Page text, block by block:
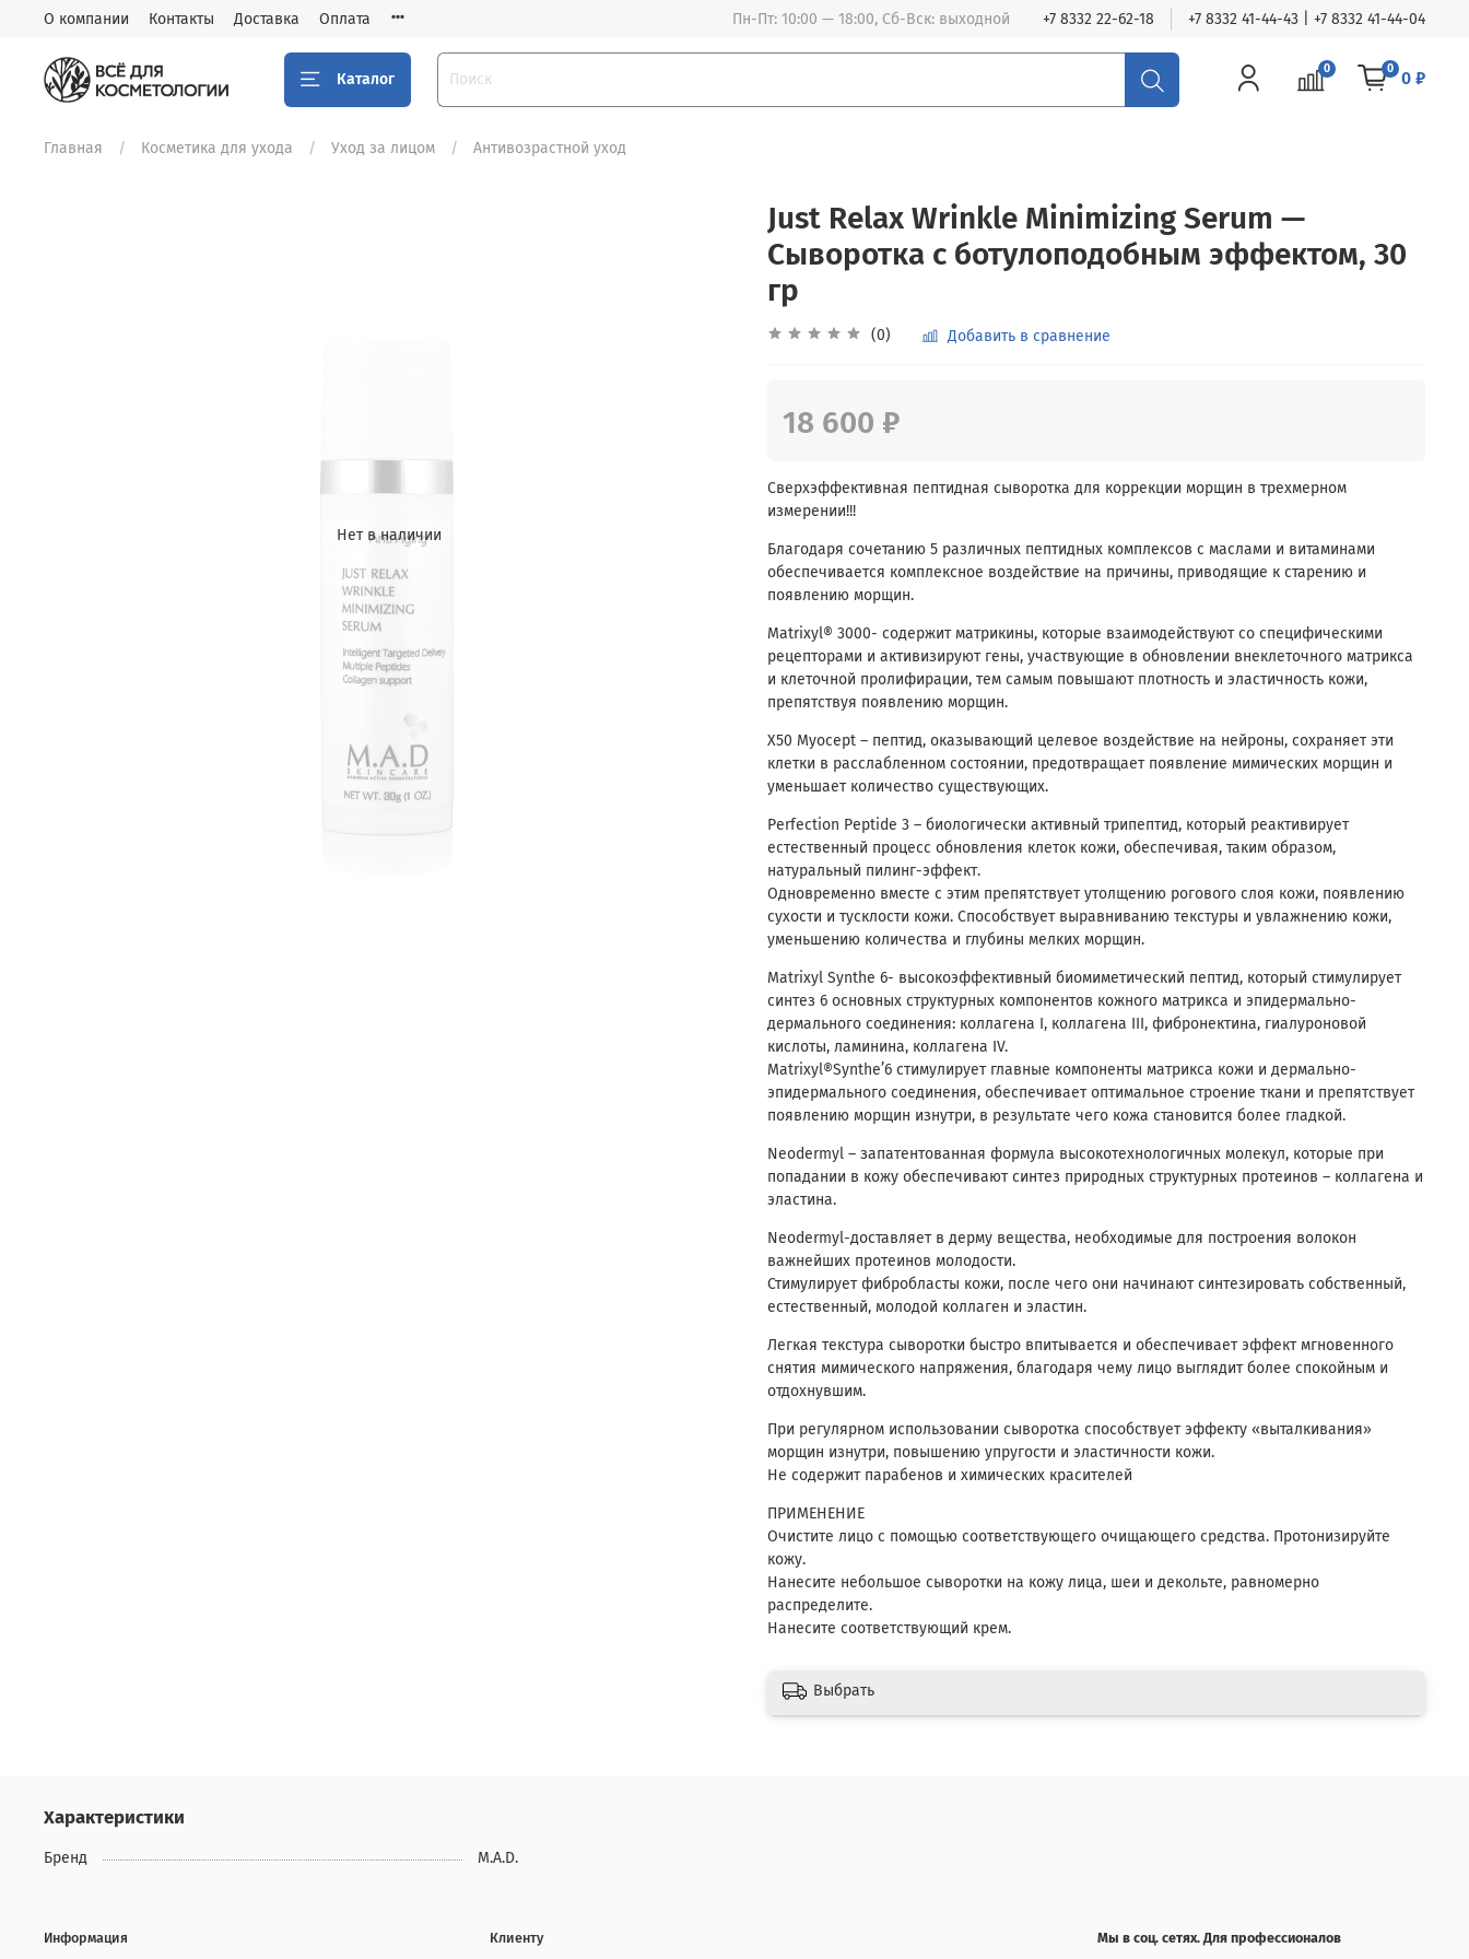
О компании Контакты Доставка Оплата Пн-Пт: 10:00 — 18:00, Сб-Вск: выходной +7 8332 22-62-18 +7 8332 41-44-43 | +7 8332 41-44-04
Каталог
0 0 0 ₽
Главная Косметика для ухода Уход за лицом Антивозрастной уход
Нет в наличии
Just Relax Wrinkle Minimizing Serum —
Сыворотка с ботулоподобным эффектом, 30
гр
(0) Добавить в сравнение
18 600 ₽
Сверхэффективная пептидная сыворотка для коррекции морщин в трехмерном
измерении!!!
Благодаря сочетанию 5 различных пептидных комплексов с маслами и витаминами
обеспечивается комплексное воздействие на причины, приводящие к старению и
появлению морщин.
Matrixyl® 3000- содержит матрикины, которые взаимодействуют со специфическими
рецепторами и активизируют гены, участвующие в обновлении внеклеточного матрикса
и клеточной пролифирации, тем самым повышают плотность и эластичность кожи,
препятствуя появлению морщин.
Х50 Myocept – пептид, оказывающий целевое воздействие на нейроны, сохраняет эти
клетки в расслабленном состоянии, предотвращает появление мимических морщин и
уменьшает количество существующих.
Perfection Peptide 3 – биологически активный трипептид, который реактивирует
естественный процесс обновления клеток кожи, обеспечивая, таким образом,
натуральный пилинг-эффект.
Одновременно вместе с этим препятствует утолщению рогового слоя кожи, появлению
сухости и тусклости кожи. Способствует выравниванию текстуры и увлажнению кожи,
уменьшению количества и глубины мелких морщин.
Matrixyl Synthe 6- высокоэффективный биомиметический пептид, который стимулирует
синтез 6 основных структурных компонентов кожного матрикса и эпидермально-
дермального соединения: коллагена I, коллагена III, фибронектина, гиалуроновой
кислоты, ламинина, коллагена IV.
Matrixyl®Synthe’6 стимулирует главные компоненты матрикса кожи и дермально-
эпидермального соединения, обеспечивает оптимальное строение ткани и препятствует
появлению морщин изнутри, в результате чего кожа становится более гладкой.
Neodermyl – запатентованная формула высокотехнологичных молекул, которые при
попадании в кожу обеспечивают синтез природных структурных протеинов – коллагена и
эластина.
Neodermyl-доставляет в дерму вещества, необходимые для построения волокон
важнейших протеинов молодости.
Стимулирует фибробласты кожи, после чего они начинают синтезировать собственный,
естественный, молодой коллаген и эластин.
Легкая текстура сыворотки быстро впитывается и обеспечивает эффект мгновенного
снятия мимического напряжения, благодаря чему лицо выглядит более спокойным и
отдохнувшим.
При регулярном использовании сыворотка способствует эффекту «выталкивания»
морщин изнутри, повышению упругости и эластичности кожи.
Не содержит парабенов и химических красителей
ПРИМЕНЕНИЕ
Очистите лицо с помощью соответствующего очищающего средства. Протонизируйте
кожу.
Нанесите небольшое сыворотки на кожу лица, шеи и декольте, равномерно
распределите.
Нанесите соответствующий крем.
Выбрать
Характеристики
Бренд M.A.D.
Информация Клиенту Мы в соц. сетях. Для профессионалов